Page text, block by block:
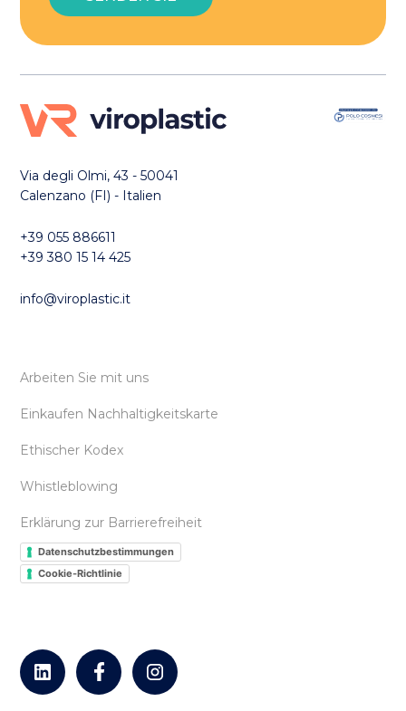
Via degli Olmi, 43 - 50041
Calenzano (FI) - Italien
+39 055 886611
+39 380 15 14 425
info@viroplastic.it
Arbeiten Sie mit uns
Einkaufen Nachhaltigkeitskarte
Ethischer Kodex
Whistleblowing
Erklärung zur Barrierefreiheit
Datenschutzbestimmungen
Cookie-Richtlinie